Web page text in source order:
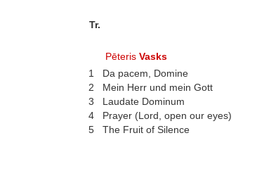
Tr.
PēterisVasks
1
Da pacem, Domine
2
Mein Herr und mein Gott
3
Laudate Dominum
4
Prayer (Lord, open our eyes)
5
The Fruit of Silence